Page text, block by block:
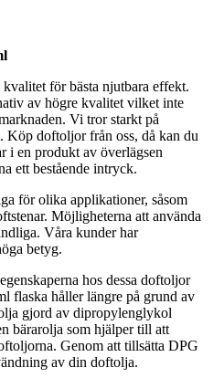
för bästa njutbara effekt.
av högre kvalitet vilket inte
Vi tror starkt på
doftoljor från oss, då kan du
i en produkt av överlägsen
ett bestående intryck.
för olika applikationer, såsom
Möjligheterna att använda
Våra kunder har
betyg.
hos dessa doftoljor
flaska håller längre på grund av
gjord av dipropylenglykol
bärarolja som hjälper till att
Genom att tillsätta DPG
av din doftolja.